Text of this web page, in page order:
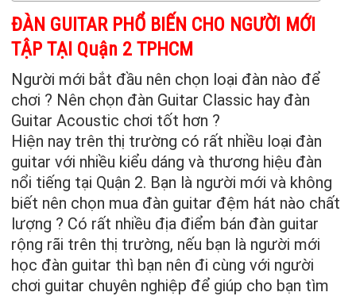
ĐÀN GUITAR PHỔ BIẾN CHO NGƯỜI MỚI
TẬP TẠI Quận 2 TPHCM
Người mới bắt đầu nên chọn loại đàn nào để
chơi ? Nên chọn đàn Guitar Classic hay đàn
Guitar Acoustic chơi tốt hơn ?
Hiện nay trên thị trường có rất nhiều loại đàn
guitar với nhiều kiểu dáng và thương hiệu đàn
nổi tiếng tại Quận 2. Bạn là người mới và không
biết nên chọn mua đàn guitar đệm hát nào chất
lượng ? Có rất nhiều địa điểm bán đàn guitar
rộng rãi trên thị trường, nếu bạn là người mới
học đàn guitar thì bạn nên đi cùng với người
chơi guitar chuyên nghiệp để giúp cho bạn tìm